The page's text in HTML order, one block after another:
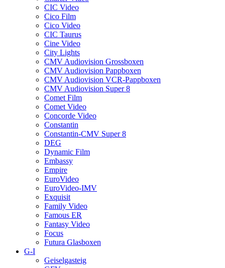
CIC Video
Cico Film
Cico Video
CIC Taurus
Cine Video
City Lights
CMV Audiovision Grossboxen
CMV Audiovision Pappboxen
CMV Audiovision VCR-Pappboxen
CMV Audiovision Super 8
Comet Film
Comet Video
Concorde Video
Constantin
Constantin-CMV Super 8
DEG
Dynamic Film
Embassy
Empire
EuroVideo
EuroVideo-IMV
Exquisit
Family Video
Famous ER
Fantasy Video
Focus
Futura Glasboxen
G-I
Geiselgasteig